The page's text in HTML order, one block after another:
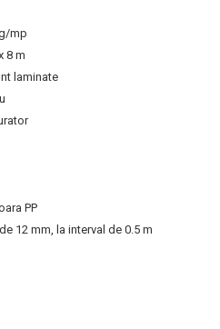
mp
8 m
laminate
PP
12 mm, la interval de 0.5 m